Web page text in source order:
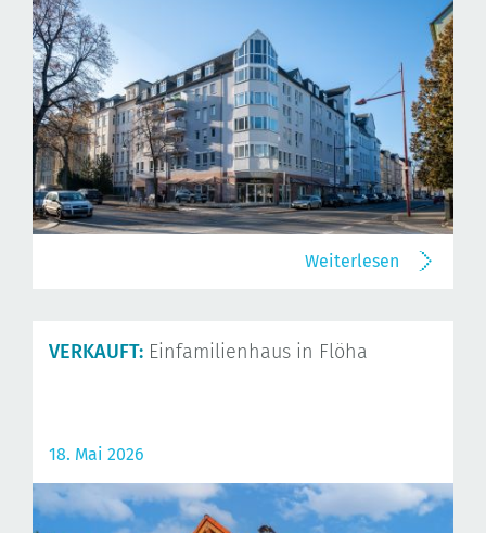
Weiterlesen
VERKAUFT: Einfamilienhaus in Flöha
18. Mai 2026